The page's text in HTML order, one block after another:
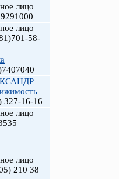
лицо
лицо
58-
327-16-16
лицо
лицо
210 38